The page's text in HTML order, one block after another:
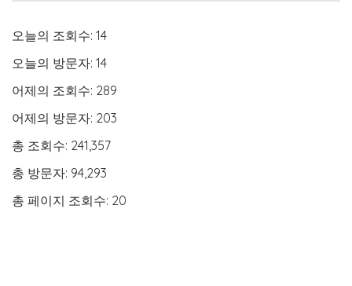
오늘의 조회수: 14
오늘의 방문자: 14
어제의 조회수: 289
어제의 방문자: 203
총 조회수: 241,357
총 방문자: 94,293
총 페이지 조회수: 20